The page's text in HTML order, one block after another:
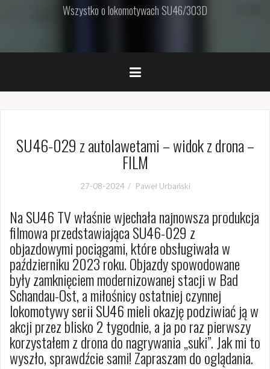
Wszystko o lokomotywach SU46/303D
SU46-029 z autolawetami – widok z drona –
FILM
27-08-2024 Paweł Urbański
Na SU46 TV właśnie wjechała najnowsza produkcja
filmowa przedstawiająca SU46-029 z
objazdowymi pociągami, które obsługiwała w
październiku 2023 roku. Objazdy spowodowane
były zamknięciem modernizowanej stacji w Bad
Schandau-Ost, a miłośnicy ostatniej czynnej
lokomotywy serii SU46 mieli okazję podziwiać ją w
akcji przez blisko 2 tygodnie, a ja po raz pierwszy
korzystałem z drona do nagrywania „suki”. Jak mi to
wyszło, sprawdźcie sami! Zapraszam do oglądania.